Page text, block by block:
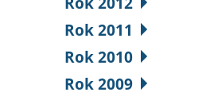
Rok 2011
Rok 2010
Rok 2009